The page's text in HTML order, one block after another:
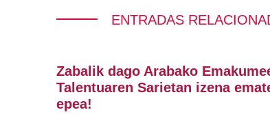
ENTRADAS
Zabalik dago Arabako
Talentuaren Sarietan izena
epea!